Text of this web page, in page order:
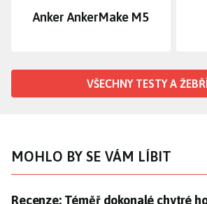
Anker AnkerMake M5
VŠECHNY TESTY A
MOHLO BY SE VÁM LÍBIT
Recenze: Téměř dokonalé chytré
Recenze: Téměř dokonalé chytré